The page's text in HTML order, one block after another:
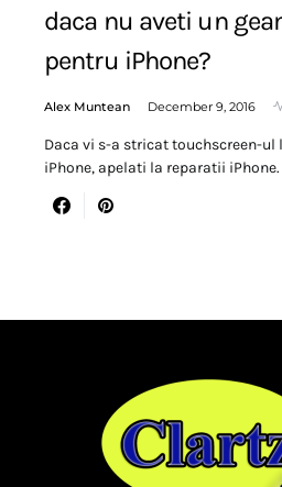
daca nu aveti un
pentru iPhone?
Alex Muntean December 9, 2016
Daca vi s-a stricat touchscreen-ul
iPhone, apelati la reparatii